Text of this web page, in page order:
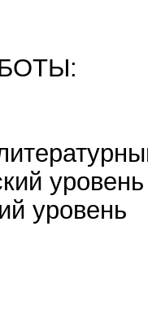
уровень
уровень